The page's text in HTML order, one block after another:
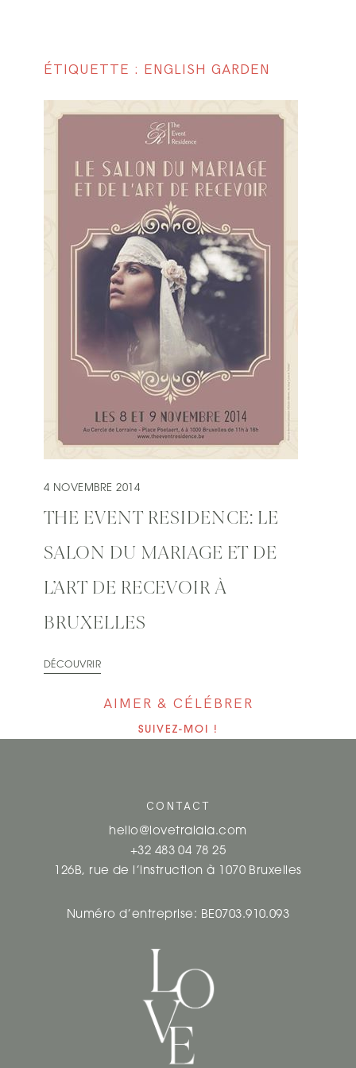
ÉTIQUETTE : ENGLISH GARDEN
4 NOVEMBRE 2014
THE EVENT RESIDENCE: LE
SALON DU MARIAGE ET DE
L’ART DE RECEVOIR À
BRUXELLES
DÉCOUVRIR
AIMER & CÉLÉBRER
SUIVEZ-MOI !
CONTACT
hello@lovetralala.com
+32 483 04 78 25
126B, rue de l’instruction à 1070 Bruxelles
Numéro d’entreprise: BE0703.910.093